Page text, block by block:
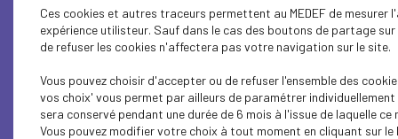
Ces cookies et autres traceurs permettent au MEDEF de
expérience utilisteur. Sauf dans le cas des boutons de partage
de refuser les cookies n'affectera pas votre navigation sur le site.
Vous pouvez choisir d'accepter ou de refuser l'ensemble des
vos choix' vous permet par ailleurs de paramétrer
sera conservé pendant une durée de 6 mois à l'issue de laquelle
Vous pouvez modifier votre choix à tout moment en cliquant sur le